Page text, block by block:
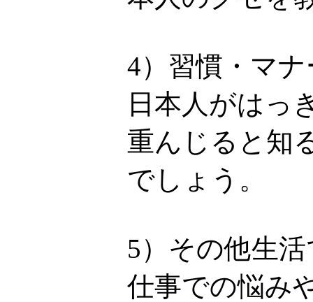
4）習慣・マ
日本人がはっ
重んじると知
でしょう。
5）その他生
仕事での悩み